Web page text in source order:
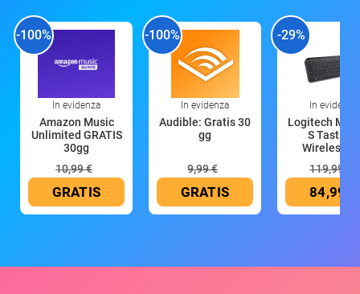
-100%
In evidenza
Amazon Music
Unlimited GRATIS
30gg
10,99 €
GRATIS
-100%
In evidenza
Audible: Gratis 30
gg
9,99 €
GRATIS
-29%
In evidenza
Logitech MX
S Tastiera
Wireless
119,99 €
84,99 €